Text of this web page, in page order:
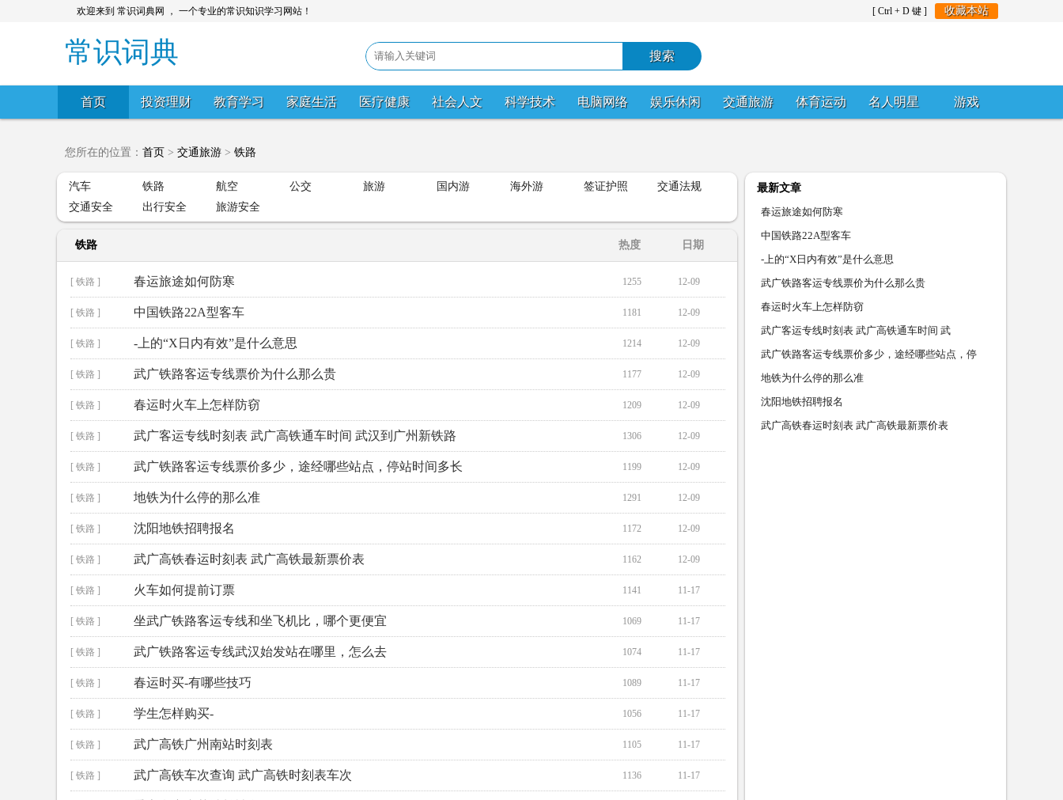
欢迎来到 常识词典网 ， 一个专业的常识知识学习网站！ [ Ctrl + D 键 ] 收藏本站
常识词典
首页 投资理财 教育学习 家庭生活 医疗健康 社会人文 科学技术 电脑网络 娱乐休闲 交通旅游 体育运动 名人明星 游戏
您所在的位置： 首页 > 交通旅游 > 铁路
汽车 铁路 航空 公交 旅游 国内游 海外游 签证护照
交通法规
交通安全
出行安全 旅游安全
铁路 日期
热度
[ 铁路 ] 春运旅途如何防寒 12-09
1255
[ 铁路 ] 中国铁路22A型客车 12-09
1181
[ 铁路 ] -上的“X日内有效”是什么意思 12-09
1214
[ 铁路 ] 武广铁路客运专线票价为什么那么贵 12-09
1177
[ 铁路 ] 春运时火车上怎样防窃 12-09
1209
[ 铁路 ] 武广客运专线时刻表 武广高铁通车时间 武汉到广州新铁路 12-09
1306
[ 铁路 ] 武广铁路客运专线票价多少，途经哪些站点，停站时间多长 12-09
1199
[ 铁路 ] 地铁为什么停的那么准 12-09
1291
[ 铁路 ] 沈阳地铁招聘报名 12-09
1172
[ 铁路 ] 武广高铁春运时刻表 武广高铁最新票价表 12-09
1162
[ 铁路 ] 火车如何提前订票 11-17
1141
[ 铁路 ] 坐武广铁路客运专线和坐飞机比，哪个更便宜 11-17
1069
[ 铁路 ] 武广铁路客运专线武汉始发站在哪里，怎么去 11-17
1074
[ 铁路 ] 春运时买-有哪些技巧 11-17
1089
[ 铁路 ] 学生怎样购买- 11-17
1056
[ 铁路 ] 武广高铁广州南站时刻表 11-17
1105
[ 铁路 ] 武广高铁车次查询 武广高铁时刻表车次 11-17
1136
最新文章
春运旅途如何防寒
中国铁路22A型客车
-上的“X日内有效”是什么意思
武广铁路客运专线票价为什么那么贵
春运时火车上怎样防窃
武广客运专线时刻表 武广高铁通车时间 武
武广铁路客运专线票价多少，途经哪些站点，停
地铁为什么停的那么准
沈阳地铁招聘报名
武广高铁春运时刻表 武广高铁最新票价表